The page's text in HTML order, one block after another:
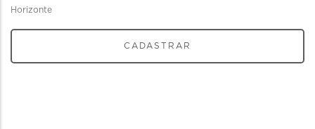
Horizonte
CADASTRAR